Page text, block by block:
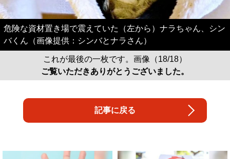
危険な資材置き場で震えていた（左から）ナラちゃん、シン
バくん（画像提供：シンバとナラさん）
これが最後の一枚です。画像（18/18）
ご覧いただきありがとうございました。
記事に戻る